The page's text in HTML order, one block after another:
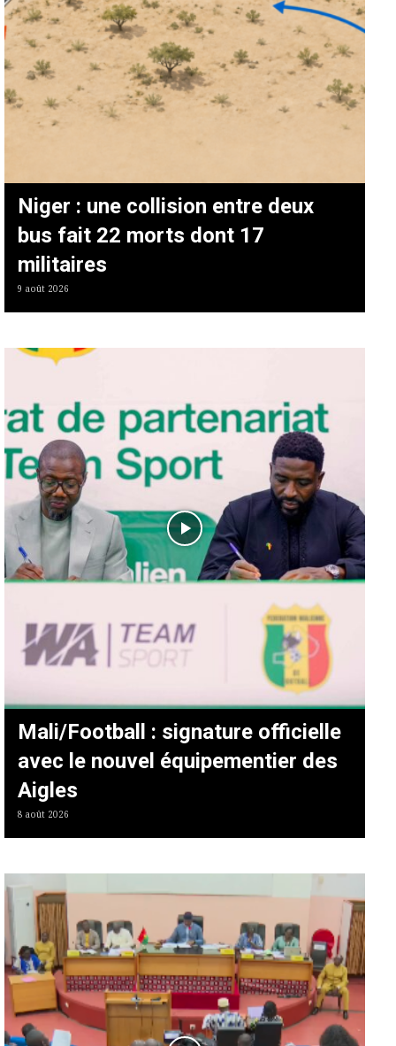
Niger : une collision entre deux
bus fait 22 morts dont 17
militaires
9 août 2026
Mali/Football : signature officielle
avec le nouvel équipementier des
Aigles
8 août 2026